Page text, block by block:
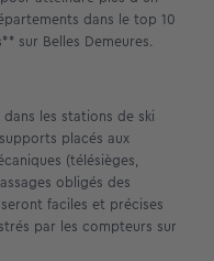
dans le top 10
sur Belles Demeures.
les stations de ski
placés aux
(télésièges,
obligés des
faciles et précises
par les compteurs sur